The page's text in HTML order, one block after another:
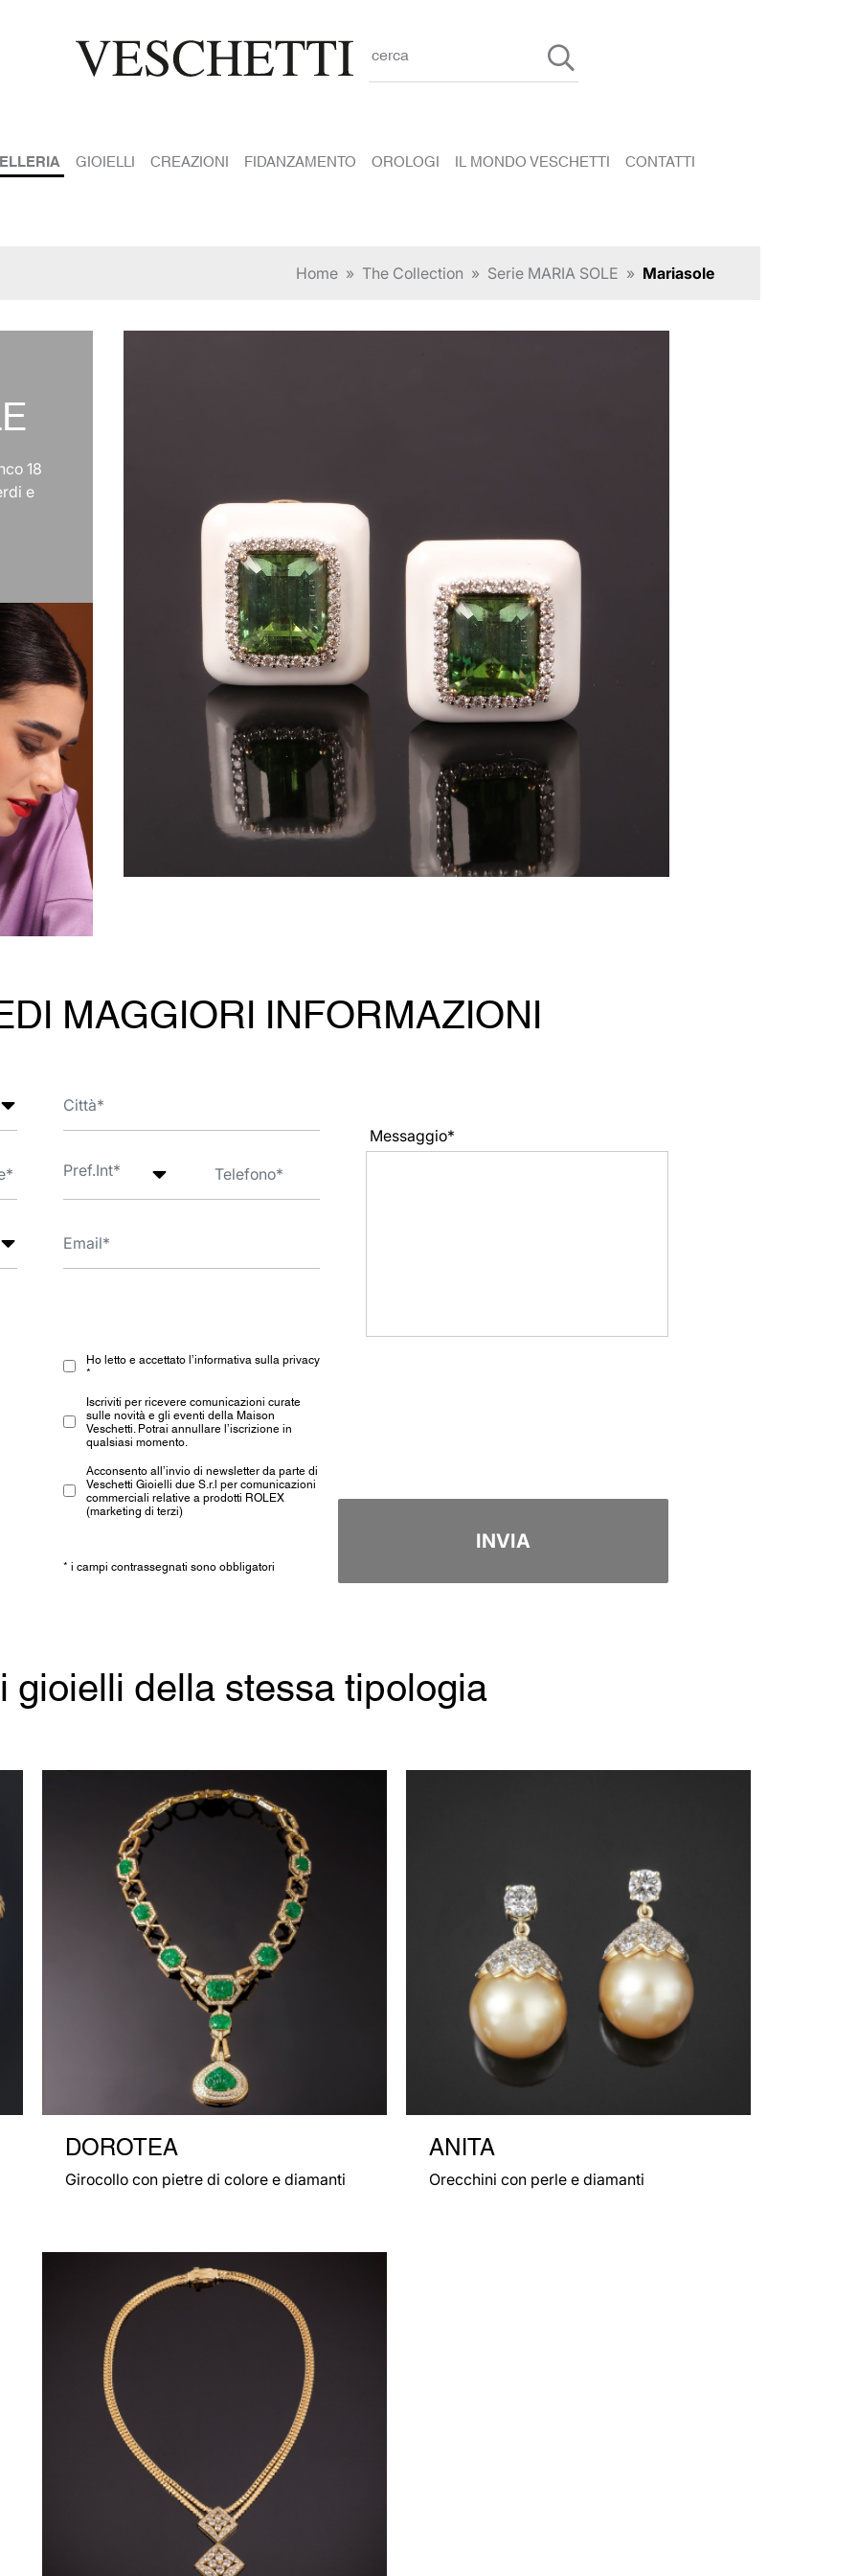
cerca
GIOIELLI CREAZIONI FIDANZAMENTO OROLOGI IL MONDO VESCHETTI CONTATTI
Home » The Collection » Serie MARIA SOLE » Mariasole
18
e
MAGGIORI INFORMAZIONI
Messaggio*
Ho letto e accettato l’informativa sulla privacy
*
Iscriviti per ricevere comunicazioni curate
sulle novità e gli eventi della Maison
Veschetti. Potrai annullare l’iscrizione in
qualsiasi momento.
Acconsento all’invio di newsletter da parte di
Veschetti Gioielli due S.r.l per comunicazioni
commerciali relative a prodotti ROLEX
(marketing di terzi)
* i campi contrassegnati sono obbligatori
INVIA
gioielli della stessa tipologia
DOROTEA
Girocollo con pietre di colore e diamanti
ANITA
Orecchini con perle e diamanti